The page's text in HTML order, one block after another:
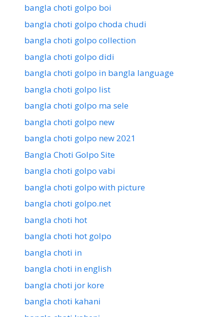
bangla choti golpo boi
bangla choti golpo choda chudi
bangla choti golpo collection
bangla choti golpo didi
bangla choti golpo in bangla language
bangla choti golpo list
bangla choti golpo ma sele
bangla choti golpo new
bangla choti golpo new 2021
Bangla Choti Golpo Site
bangla choti golpo vabi
bangla choti golpo with picture
bangla choti golpo.net
bangla choti hot
bangla choti hot golpo
bangla choti in
bangla choti in english
bangla choti jor kore
bangla choti kahani